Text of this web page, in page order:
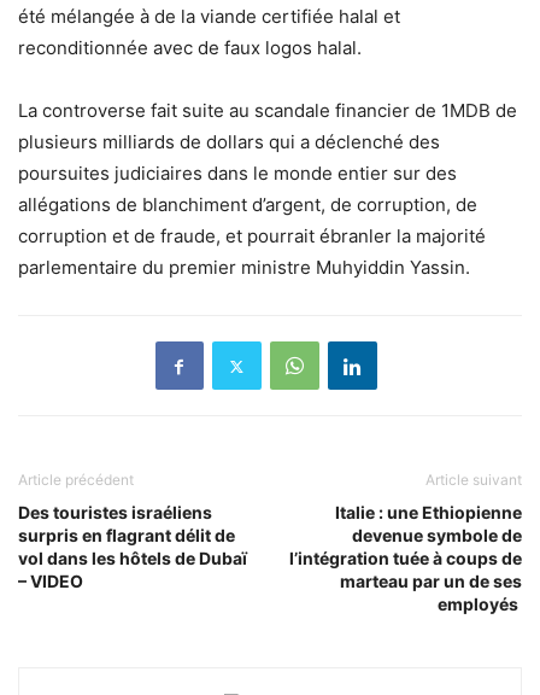
été mélangée à de la viande certifiée halal et
reconditionnée avec de faux logos halal.
La controverse fait suite au scandale financier de 1MDB de
plusieurs milliards de dollars qui a déclenché des
poursuites judiciaires dans le monde entier sur des
allégations de blanchiment d’argent, de corruption, de
corruption et de fraude, et pourrait ébranler la majorité
parlementaire du premier ministre Muhyiddin Yassin.
Article précédent
Des touristes israéliens
surpris en flagrant délit de
vol dans les hôtels de Dubaï
– VIDEO
Article suivant
Italie : une Ethiopienne
devenue symbole de
l’intégration tuée à coups de
marteau par un de ses
employés